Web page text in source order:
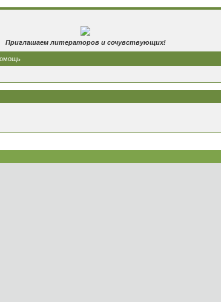
Приглашаем литераторов и сочувствующих!